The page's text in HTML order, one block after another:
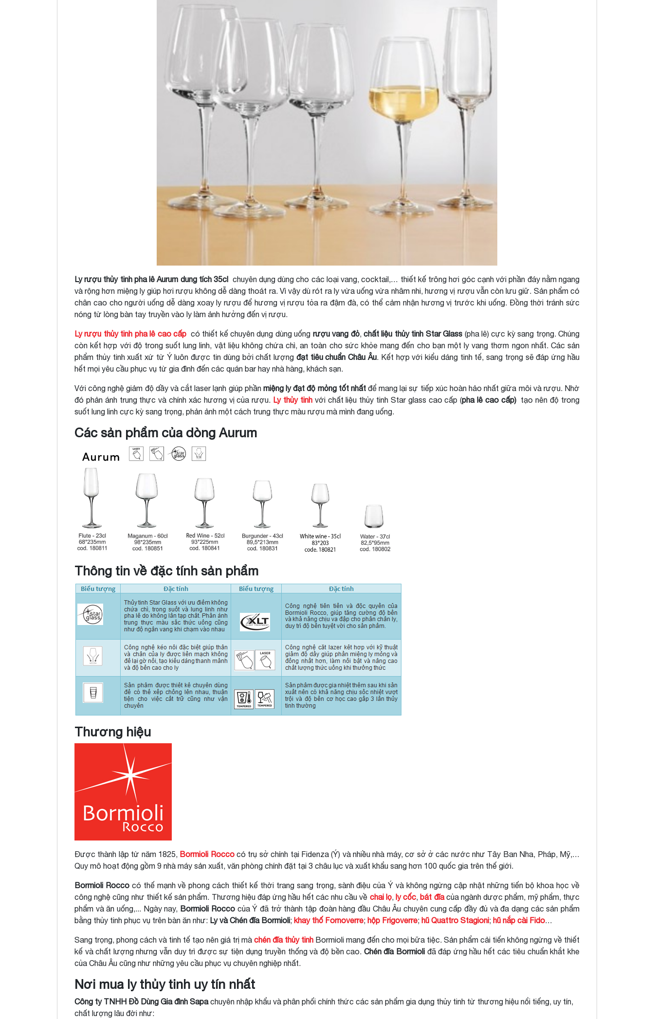
Ly rượu thủy tinh pha lê Aurum dung tích 35cl chuyên dụng dùng cho các loại vang, cocktail,… thiết kế trông hơi góc cạnh với phần đáy nằm ngang
và rộng hơn miệng ly giúp hơi rượu không dễ dàng thoát ra. Vì vậy dù rót ra ly vừa uống vừa nhâm nhi, hương vị rượu vẫn còn lưu giữ. Sản phẩm có
chân cao cho người uống dễ dàng xoay ly rượu để hương vị rượu tỏa ra đậm đà, có thể cảm nhận hương vị trước khi uống. Đồng thời tránh sức
nóng từ lòng bàn tay truyền vào ly làm ảnh hưởng đến vị rượu.
Ly rượu thủy tinh pha lê cao cấp có thiết kế chuyên dụng dùng uống rượu vang đỏ, chất liệu thủy tinh Star Glass (pha lê) cực kỳ sang trọng. Chúng
còn kết hợp với độ trong suốt lung linh, vật liệu không chứa chì, an toàn cho sức khỏe mang đến cho bạn một ly vang thơm ngon nhất. Các sản
phẩm thủy tinh xuất xứ từ Ý luôn được tin dùng bởi chất lượng đạt tiêu chuẩn Châu Âu. Kết hợp với kiểu dáng tinh tế, sang trọng sẽ đáp ứng hầu
hết mọi yêu cầu phục vụ từ gia đình đến các quán bar hay nhà hàng, khách sạn.
Với công nghệ giảm độ dầy và cắt laser lạnh giúp phần miệng ly đạt độ mỏng tốt nhấtđể mang lại sự tiếp xúc hoàn hảo nhất giữa môi và rượu. Nhờ
đó phản ánh trung thực và chính xác hương vị của rượu. Ly thủy tinhvới chất liệu thủy tinh Star glass cao cấp (pha lê cao cấp) tạo nên độ trong
suốt lung linh cực kỳ sang trọng, phản ảnh một cách trung thực màu rượu mà mình đang uống.
Các sản phẩm của dòng Aurum
Thông tin về đặc tính sản phẩm
Thương hiệu
Được thành lập từ năm 1825, Bormioli Roccocó trụ sở chính tại Fidenza (Ý) và nhiều nhà máy, cơ sở ở các nước như Tây Ban Nha, Pháp, Mỹ,…
Quy mô hoạt động gồm 9 nhà máy sản xuất, văn phòng chính đặt tại 3 châu lục và xuất khẩu sang hơn 100 quốc gia trên thế giới.
Bormioli Rocco có thế mạnh về phong cách thiết kế thời trang sang trọng, sành điệu của Ý và không ngừng cập nhật những tiến bộ khoa học về
công nghệ cũng như thiết kế sản phẩm. Thương hiệu đáp ứng hầu hết các nhu cầu về chai lọ,ly cốc,bát đĩacủa ngành dược phẩm, mỹ phẩm, thực
phẩm và ăn uống,... Ngày nay, Bormioli Rocco của Ý đã trở thành tập đoàn hàng đầu Châu Âu chuyên cung cấp đầy đủ và đa dạng các sản phẩm
bằng thủy tinh phục vụ trên bàn ăn như: Ly và Chén đĩa Bormioli; khay thố Fornoverre; hộp Frigoverre; hũ Quattro Stagioni; hũ nắp cài Fido…
Sang trọng, phong cách và tinh tế tạo nên giá trị mà chén đĩa thủy tinh Bormioli mang đến cho mọi bữa tiệc. Sản phẩm cải tiến không ngừng về thiết
kế và chất lượng nhưng vẫn duy trì được sự tiện dụng truyền thống và độ bền cao. Chén đĩa Bormioli đã đáp ứng hầu hết các tiêu chuẩn khắt khe
của Châu Âu cũng như những yêu cầu phục vụ chuyên nghiệp nhất.
Nơi mua ly thủy tinh uy tín nhất
Công ty TNHH Đồ Dùng Gia đình Sapachuyên nhập khẩu và phân phối chính thức các sản phẩm gia dụng thủy tinh từ thương hiệu nổi tiếng, uy tín,
chất lượng lâu đời như: